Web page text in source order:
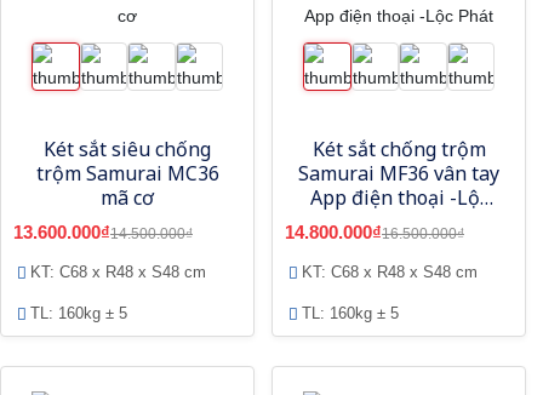
Két sắt siêu chống
trộm Samurai MC36
mã cơ
13.600.000₫14.500.000₫
KT: C68 x R48 x S48 cm
TL: 160kg ± 5
Két sắt chống trộm
Samurai MF36 vân tay
App điện thoại -Lộc
Phát
14.800.000₫16.500.000₫
KT: C68 x R48 x S48 cm
TL: 160kg ± 5